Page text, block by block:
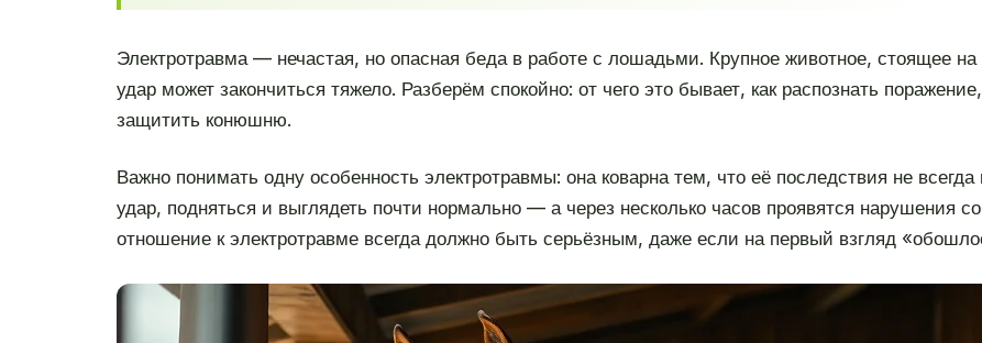
Электротравма — нечастая, но опасная беда в работе с лошадьми. Крупное животное, стоящее
удар может закончиться тяжело. Разберём спокойно: от чего это бывает, как распознать
защитить конюшню.
Важно понимать одну особенность электротравмы: она коварна тем, что её последствия не
удар, подняться и выглядеть почти нормально — а через несколько часов проявятся нарушения
отношение к электротравме всегда должно быть серьёзным, даже если на первый взгляд